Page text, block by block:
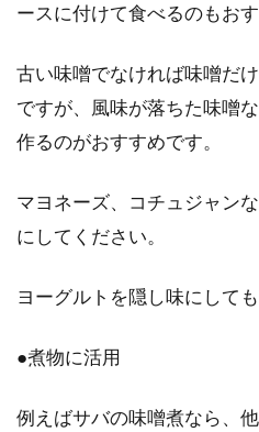
ようなだし
おいしく
も、塩を入
ースに付けて食べるのもおす
古い味噌でなければ味噌だ
ですが、風味が落ちた味噌
作るのがおすすめです。
マヨネーズ、コチュジャン
にしてください。
ヨーグルトを隠し味にしても
●煮物に活用
例えばサバの味噌煮なら、